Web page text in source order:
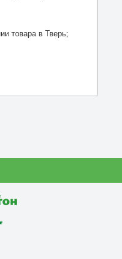
товара в Тверь;